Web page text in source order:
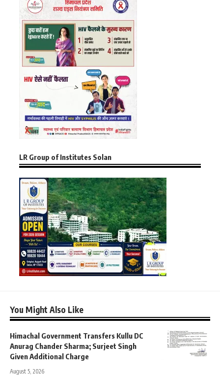
LR Group of Institutes Solan
You Might Also Like
Himachal Government Transfers Kullu DC
Anurag Chander Sharma; Surjeet Singh
Given Additional Charge
August 5, 2026